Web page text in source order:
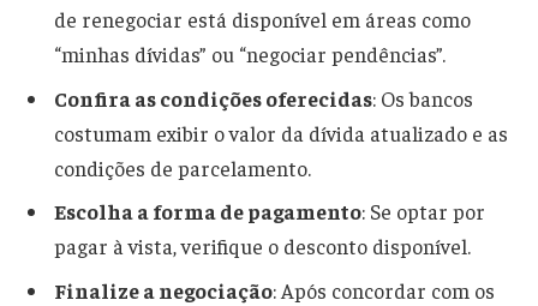
de renegociar está disponível em áreas como
“minhas dívidas” ou “negociar pendências”.
Confira as condições oferecidas: Os bancos
costumam exibir o valor da dívida atualizado e as
condições de parcelamento.
Escolha a forma de pagamento: Se optar por
pagar à vista, verifique o desconto disponível.
Finalize a negociação: Após concordar com os